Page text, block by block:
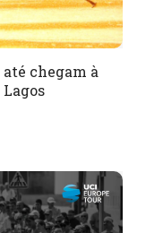
chegam à